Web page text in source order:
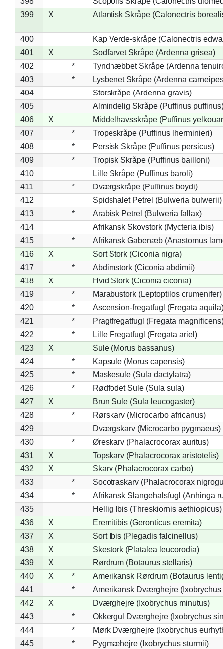
399
X Atlantisk Skråpe (Calonectris
400
Kap Verde-skråpe (Calonectris
401
X
Sodfarvet Skråpe (Ardenna grisea)
402
*
Tyndnæbbet Skråpe (Ardenna
403
*
Lysbenet Skråpe (Ardenna
404
Storskråpe (Ardenna gravis)
405
Almindelig Skråpe (Puffinus puffinus)
406
X
Middelhavsskråpe (Puffinus
407
*
Tropeskråpe (Puffinus lherminieri)
408
*
Persisk Skråpe (Puffinus persicus)
409
*
Tropisk Skråpe (Puffinus bailloni)
410
Lille Skråpe (Puffinus baroli)
411
*
Dværgskråpe (Puffinus boydi)
412
Spidshalet Petrel (Bulweria bulwerii)
413
*
Arabisk Petrel (Bulweria fallax)
414
Afrikansk Skovstork (Mycteria ibis)
415
*
Afrikansk Gabenæb (Anastomus
416
X
Sort Stork (Ciconia nigra)
417
*
Abdimstork (Ciconia abdimii)
418
X
Hvid Stork (Ciconia ciconia)
419
*
Marabustork (Leptoptilos crumenifer)
420
*
Ascension-fregatfugl (Fregata aquila)
421
*
Pragtfregatfugl (Fregata magnificens)
422
*
Lille Fregatfugl (Fregata ariel)
423
X
Sule (Morus bassanus)
424
*
Kapsule (Morus capensis)
425
*
Maskesule (Sula dactylatra)
426
*
Rødfodet Sule (Sula sula)
427
X
Brun Sule (Sula leucogaster)
428
*
Rørskarv (Microcarbo africanus)
429
Dværgskarv (Microcarbo pygmaeus)
430
*
Øreskarv (Phalacrocorax auritus)
431
X
Topskarv (Phalacrocorax aristotelis)
432
X
Skarv (Phalacrocorax carbo)
433
*
Socotraskarv (Phalacrocorax
434
*
Afrikansk Slangehalsfugl (Anhinga
435
Hellig Ibis (Threskiornis aethiopicus)
436
X
Eremitibis (Geronticus eremita)
437
X
Sort Ibis (Plegadis falcinellus)
438
X
Skestork (Platalea leucorodia)
439
X
Rørdrum (Botaurus stellaris)
440
X *
Amerikansk Rørdrum (Botaurus
441
*
Amerikansk Dværghejre (Ixobrychus
442
X
Dværghejre (Ixobrychus minutus)
443
*
Okkergul Dværghejre (Ixobrychus
444
*
Mørk Dværghejre (Ixobrychus
445
*
Pygmæhejre (Ixobrychus sturmii)